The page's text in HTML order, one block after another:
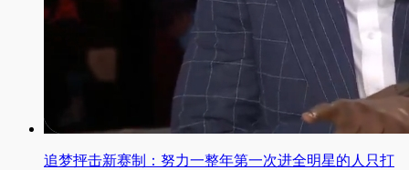
追梦抨击新赛制：努力一整年第一次进全明星的人只打